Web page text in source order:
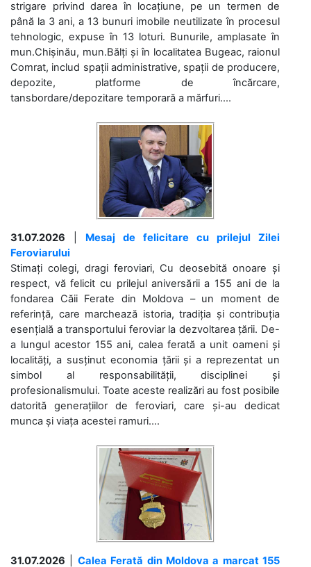
strigare privind darea în locațiune, pe un termen de
până la 3 ani, a 13 bunuri imobile neutilizate în procesul
tehnologic, expuse în 13 loturi. Bunurile, amplasate în
mun.Chișinău, mun.Bălți și în localitatea Bugeac, raionul
Comrat, includ spații administrative, spații de producere,
depozite, platforme de încărcare,
tansbordare/depozitare temporară a mărfuri....
31.07.2026
Mesaj de felicitare cu prilejul Zilei
Feroviarului
Stimați colegi, dragi feroviari, Cu deosebită onoare și
respect, vă felicit cu prilejul aniversării a 155 ani de la
fondarea Căii Ferate din Moldova – un moment de
referință, care marchează istoria, tradiția și contribuția
esențială a transportului feroviar la dezvoltarea țării. De-
a lungul acestor 155 ani, calea ferată a unit oameni și
localități, a susținut economia țării și a reprezentat un
simbol al responsabilității, disciplinei și
profesionalismului. Toate aceste realizări au fost posibile
datorită generațiilor de feroviari, care și-au dedicat
munca și viața acestei ramuri....
31.07.2026
Calea Ferată din Moldova a marcat 155